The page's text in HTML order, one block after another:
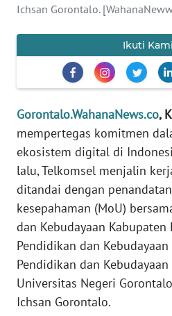
Ichsan Gorontalo.
Ikuti
Gorontalo.WahanaNews.co,
mempertegas komitmen
ekosistem digital di
lalu, Telkomsel menjalin
ditandai dengan
kesepahaman (MoU)
dan Kebudayaan
Pendidikan dan
Pendidikan dan
Universitas Negeri
Ichsan Gorontalo.
REDAKSI
DISCLAIMER
Wahana
News
Regional
WN
WN
JAKARTA
WN
JABAR